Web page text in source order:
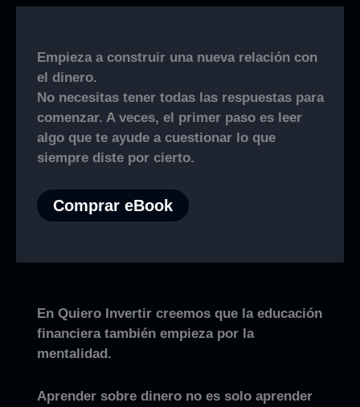
Empieza a construir una nueva relación con
el dinero.
No necesitas tener todas las respuestas para
comenzar. A veces, el primer paso es leer
algo que te ayude a cuestionar lo que
siempre diste por cierto.
Comprar eBook
En Quiero Invertir creemos que la educación
financiera también empieza por la
mentalidad.
Aprender sobre dinero no es solo aprender